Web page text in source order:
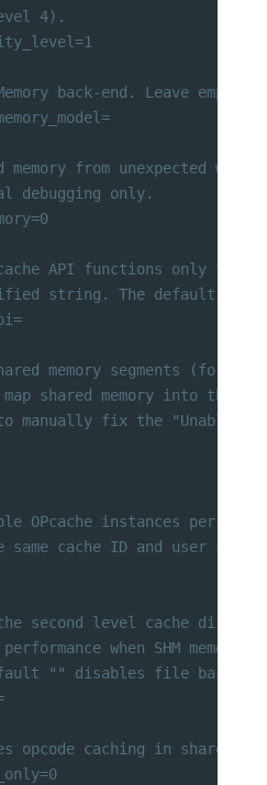
4).
back-end. Leave empty
memory from unexpected
debugging only.
API functions only from
string. The default ""
memory segments (for
shared memory into the
manually fix the "Unable to
OPcache instances per user
cache ID and user share
second level cache
when SHM
"" disables file based
opcode caching in shared